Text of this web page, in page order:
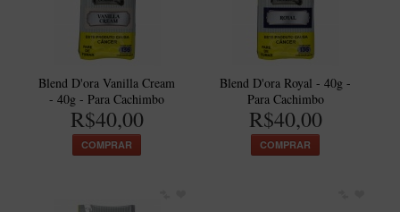
Blend D'ora Vanilla Cream
- 40g - Para Cachimbo
R$40,00
COMPRAR
Blend D'ora Royal - 40g -
Para Cachimbo
R$40,00
COMPRAR